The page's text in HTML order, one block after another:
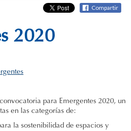
Compartir
2020
para Emergentes 2020, un
en las categorías de:
la sostenibilidad de espacios y